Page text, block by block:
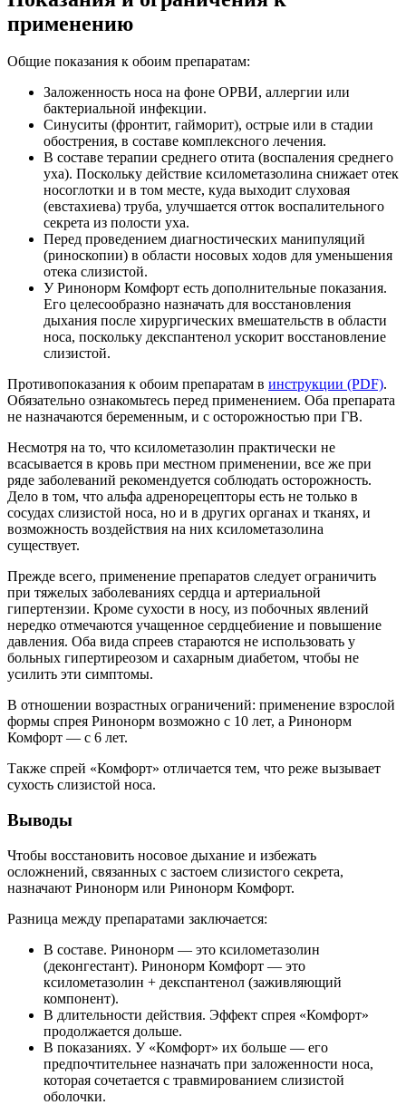
применению
Общие показания к обоим препаратам:
Заложенность носа на фоне ОРВИ, аллергии или
бактериальной инфекции.
Синуситы (фронтит, гайморит), острые или в стадии
обострения, в составе комплексного лечения.
В составе терапии среднего отита (воспаления среднего
уха). Поскольку действие ксилометазолина снижает отек
носоглотки и в том месте, куда выходит слуховая
(евстахиева) труба, улучшается отток воспалительного
секрета из полости уха.
Перед проведением диагностических манипуляций
(риноскопии) в области носовых ходов для уменьшения
отека слизистой.
У Ринонорм Комфорт есть дополнительные показания.
Его целесообразно назначать для восстановления
дыхания после хирургических вмешательств в области
носа, поскольку декспантенол ускорит восстановление
слизистой.
Противопоказания к обоим препаратам в инструкции (PDF).
Обязательно ознакомьтесь перед применением. Оба препарата
не назначаются беременным, и с осторожностью при ГВ.
Несмотря на то, что ксилометазолин практически не
всасывается в кровь при местном применении, все же при
ряде заболеваний рекомендуется соблюдать осторожность.
Дело в том, что альфа адренорецепторы есть не только в
сосудах слизистой носа, но и в других органах и тканях, и
возможность воздействия на них ксилометазолина
существует.
Прежде всего, применение препаратов следует ограничить
при тяжелых заболеваниях сердца и артериальной
гипертензии. Кроме сухости в носу, из побочных явлений
нередко отмечаются учащенное сердцебиение и повышение
давления. Оба вида спреев стараются не использовать у
больных гипертиреозом и сахарным диабетом, чтобы не
усилить эти симптомы.
В отношении возрастных ограничений: применение взрослой
формы спрея Ринонорм возможно с 10 лет, а Ринонорм
Комфорт — с 6 лет.
Также спрей «Комфорт» отличается тем, что реже вызывает
сухость слизистой носа.
Выводы
Чтобы восстановить носовое дыхание и избежать
осложнений, связанных с застоем слизистого секрета,
назначают Ринонорм или Ринонорм Комфорт.
Разница между препаратами заключается:
В составе. Ринонорм — это ксилометазолин
(деконгестант). Ринонорм Комфорт — это
ксилометазолин + декспантенол (заживляющий
компонент).
В длительности действия. Эффект спрея «Комфорт»
продолжается дольше.
В показаниях. У «Комфорт» их больше — его
предпочтительнее назначать при заложенности носа,
которая сочетается с травмированием слизистой
оболочки.